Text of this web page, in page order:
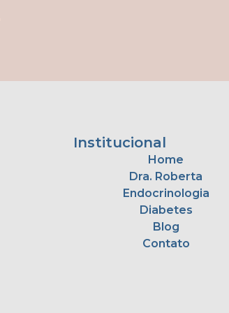
Institucional
Home
Dra. Roberta
Endocrinologia
Diabetes
Blog
Contato